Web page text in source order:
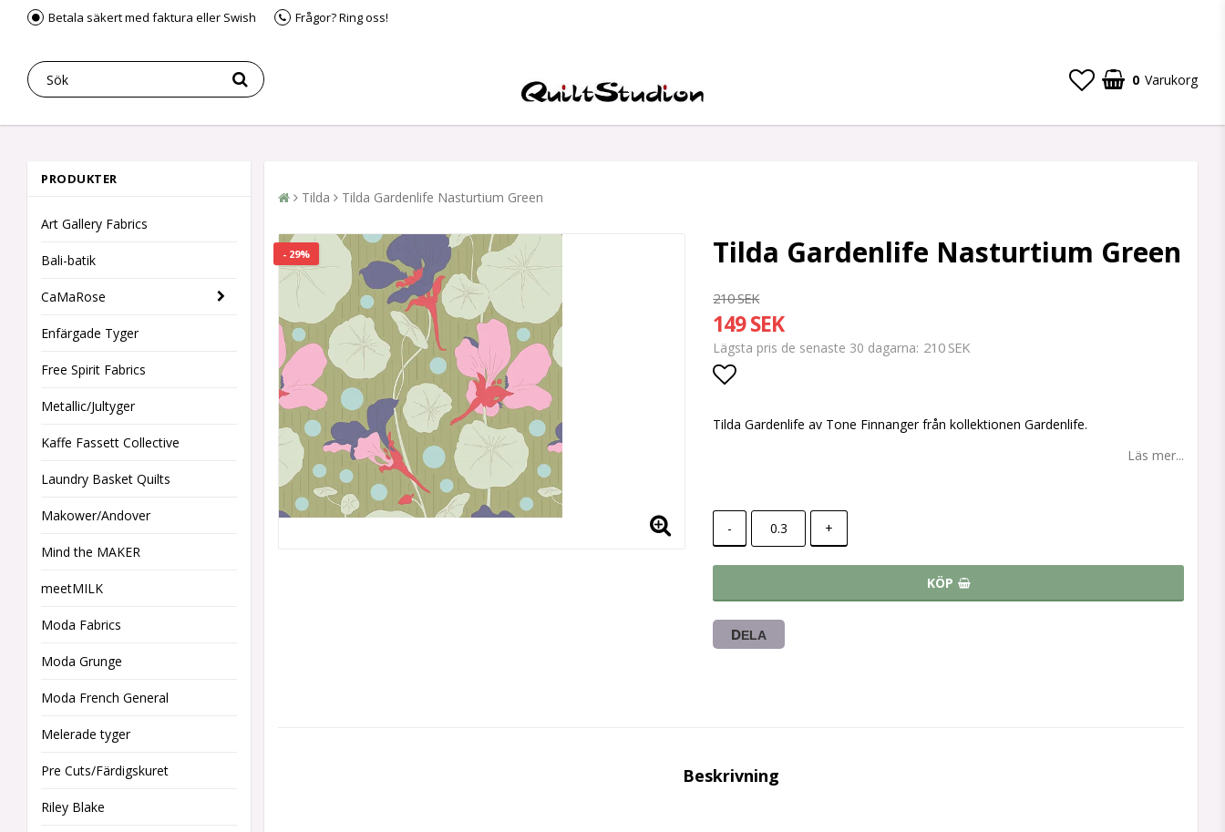
Betala säkert med faktura eller Swish Frågor? Ring oss!
0 Varukorg
PRODUKTER
Art Gallery Fabrics
Bali-batik
CaMaRose
Enfärgade Tyger
Free Spirit Fabrics
Metallic/Jultyger
Kaffe Fassett Collective
Laundry Basket Quilts
Makower/Andover
Mind the MAKER
meetMILK
Moda Fabrics
Moda Grunge
Moda French General
Melerade tyger
Pre Cuts/Färdigskuret
Riley Blake
Tilda Tilda Gardenlife Nasturtium Green
- 29% Tilda Gardenlife Nasturtium Green
210 SEK
149 SEK
Lägsta pris de senaste 30 dagarna 210 SEK
Lägg till i favoritlistan
Tilda Gardenlife av Tone Finnanger från kollektionen Gardenlife.
Läs mer...
- +
KÖP
DELA
Beskrivning